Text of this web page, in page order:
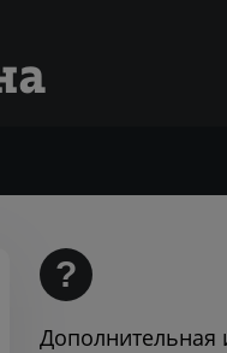
?